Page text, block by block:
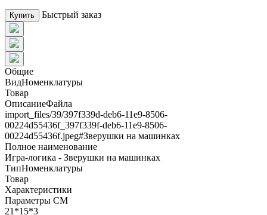
Купить Быстрый заказ
Общие
ВидНоменклатуры
Товар
ОписаниеФайла
import_files/39/397f339d-deb6-11e9-8506-
00224d55436f_397f339f-deb6-11e9-8506-
00224d55436f.jpeg#Зверушки на машинках
Полное наименование
Игра-логика - Зверушки на машинках
ТипНоменклатуры
Товар
Характеристики
Параметры СМ
21*15*3